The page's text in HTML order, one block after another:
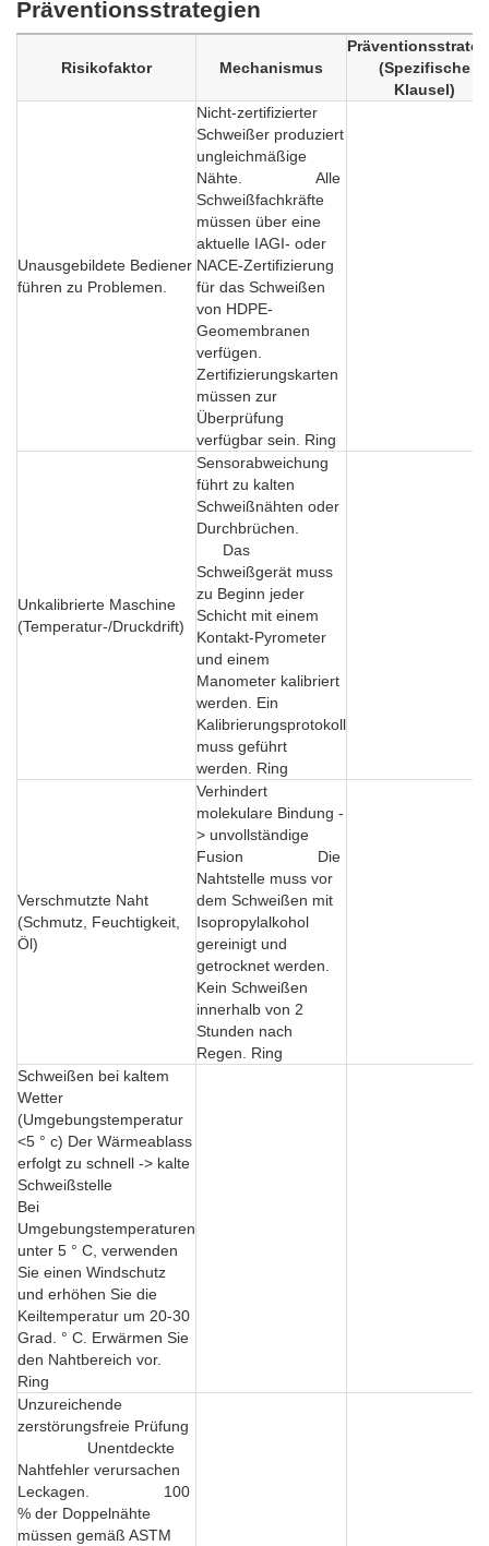
Präventionsstrategien
Risikofaktor Mechanismus
(Spezifische
Klausel)
Unausgebildete Bediener
führen zu Problemen.
Nicht-zertifizierter
Schweißer produziert
ungleichmäßige
Nähte. Alle
Schweißfachkräfte
müssen über eine
aktuelle IAGI- oder
NACE-Zertifizierung
für das Schweißen
von HDPE-
Geomembranen
verfügen.
Zertifizierungskarten
müssen zur
Überprüfung
verfügbar sein. Ring
Unkalibrierte Maschine
(Temperatur-/Druckdrift)
Sensorabweichung
führt zu kalten
Schweißnähten oder
Durchbrüchen.
Das
Schweißgerät muss
zu Beginn jeder
Schicht mit einem
Kontakt-Pyrometer
und einem
Manometer kalibriert
werden. Ein
Kalibrierungsprotokoll
muss geführt
werden. Ring
Verschmutzte Naht
(Schmutz, Feuchtigkeit,
Öl)
Verhindert
molekulare Bindung -
> unvollständige
Fusion Die
Nahtstelle muss vor
dem Schweißen mit
Isopropylalkohol
gereinigt und
getrocknet werden.
Kein Schweißen
innerhalb von 2
Stunden nach
Regen. Ring
Schweißen bei kaltem
Wetter
(Umgebungstemperatur
<5 ° c) Der Wärmeablass
erfolgt zu schnell -> kalte
Schweißstelle
Bei
Umgebungstemperaturen
unter 5 ° C, verwenden
Sie einen Windschutz
und erhöhen Sie die
Keiltemperatur um 20-30
Grad. ° C. Erwärmen Sie
den Nahtbereich vor.
Ring
Unzureichende
zerstörungsfreie Prüfung
Unentdeckte
Nahtfehler verursachen
Leckagen. 100
% der Doppelnähte
müssen gemäß ASTM